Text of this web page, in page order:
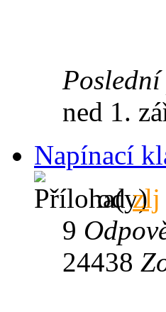
ned 1.
Napínací
odzlj
9
24438